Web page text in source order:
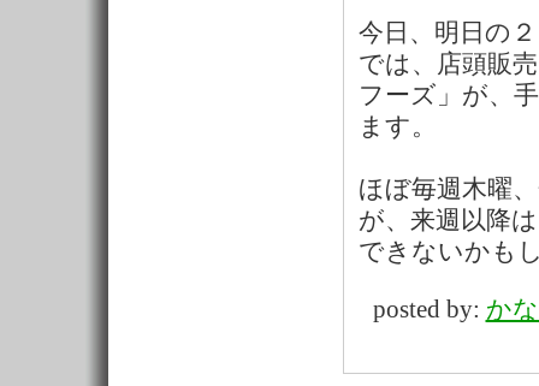
今日、明日の
では、店頭販
フーズ」が、
ます。
ほぼ毎週木曜
が、来週以降
できないかも
posted by: か